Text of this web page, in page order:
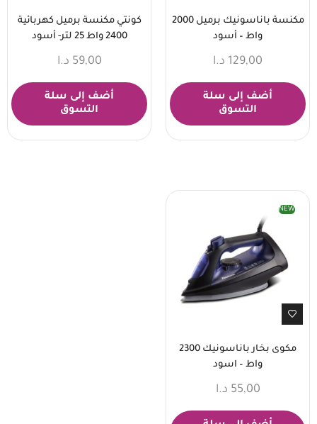
مكنسة باناسونيك برميل 2000
واط – أسود
129,00 د.ا
أضف إلى سلة
التسوق
كونتي مكنسة برميل كهربائية
2400 واط 25 لتر- أسود
59,00 د.ا
أضف إلى سلة
التسوق
NEW
مكوى بخار باناسونيك 2300
واط – اسود
55,00 د.ا